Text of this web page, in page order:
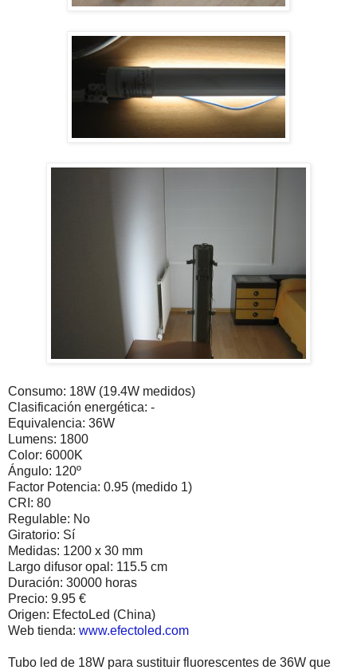
Consumo: 18W (19.4W medidos)
Clasificación energética: -
Equivalencia: 36W
Lumens: 1800
Color: 6000K
Ángulo: 120º
Factor Potencia: 0.95 (medido 1)
CRI: 80
Regulable: No
Giratorio: Sí
Medidas: 1200 x 30 mm
Largo difusor opal: 115.5 cm
Duración: 30000 horas
Precio: 9.95 €
Origen: EfectoLed (China)
Web tienda: www.efectoled.com
Tubo led de 18W para sustituir fluorescentes de 36W que